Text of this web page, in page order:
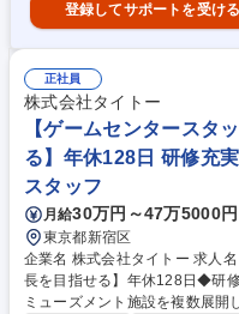
登録してサポートを受ける
正社員
株式会社タイトー
【ゲームセンタースタ
る】年休128日 研修充
スタッフ
月給30万円～47万5000円
東京都新宿区
企業名 株式会社タイトー 求人名 【ゲームセンタースタッフ/未経験から店
長を目指せる】年休128日◆研修充実 仕事の内容 当社は地域に
ミューズメント施設を複数展開